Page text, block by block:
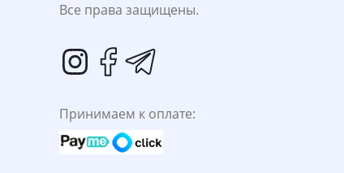
Все права защищены.
Принимаем к оплате: